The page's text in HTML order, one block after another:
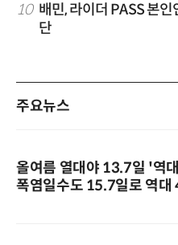
10 배민, 라이더 PASS 본
단
주요뉴스
올여름 열대야 13.7일 '역
폭염일수도 15.7일로 역대